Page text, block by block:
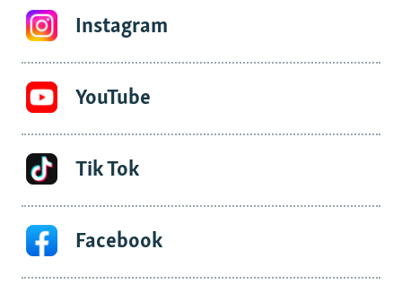
Instagram
YouTube
Tik Tok
Facebook